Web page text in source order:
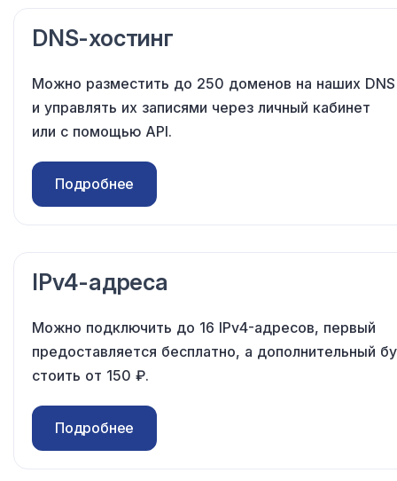
DNS-хостинг
Можно разместить до 250 доменов на наших DNS
и управлять их записями через личный кабинет
или с помощью API.
Подробнее
IPv4-адреса
Можно подключить до 16 IPv4-адресов, первый
предоставляется бесплатно, а дополнительный
стоить от 150 ₽.
Подробнее